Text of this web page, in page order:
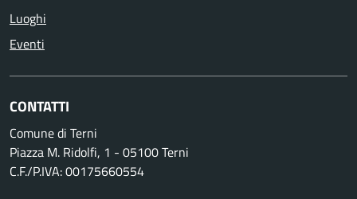
Luoghi
Eventi
CONTATTI
Comune di Terni
Piazza M. Ridolfi, 1 - 05100 Terni
C.F./P.IVA: 00175660554